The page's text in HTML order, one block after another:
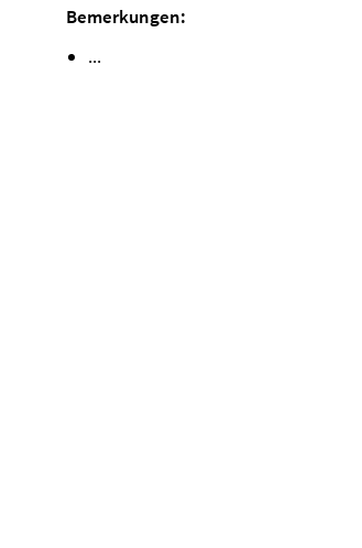
Bemerkungen:
...